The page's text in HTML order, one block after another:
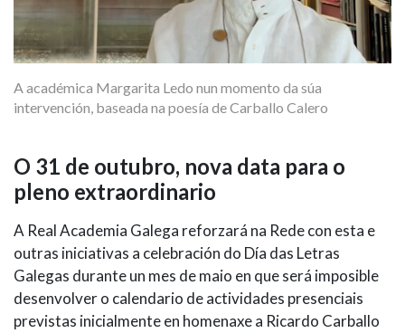
A académica Margarita Ledo nun momento da súa
intervención, baseada na poesía de Carballo Calero
O 31 de outubro, nova data para o
pleno extraordinario
A Real Academia Galega reforzará na Rede con esta e
outras iniciativas a celebración do Día das Letras
Galegas durante un mes de maio en que será imposible
desenvolver o calendario de actividades presenciais
previstas inicialmente en homenaxe a Ricardo Carballo